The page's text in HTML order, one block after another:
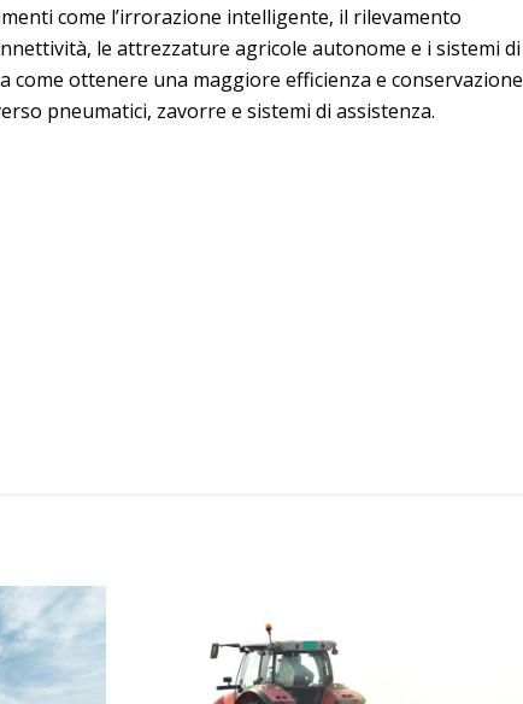
come l’irrorazione intelligente, il rilevamento
le attrezzature agricole autonome e i sistemi di
ottenere una maggiore efficienza e conservazione
pneumatici, zavorre e sistemi di assistenza.